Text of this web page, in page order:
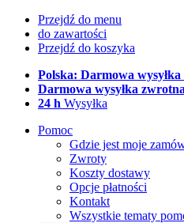
Przejdź do menu
do zawartości
Przejdź do koszyka
Polska: Darmowa
Darmowa wysyłka zwrotna
24 h Wysyłka
Pomoc
Gdzie jest moje
Zwroty
Koszty dostawy
Opcje płatności
Kontakt
Wszystkie tematy